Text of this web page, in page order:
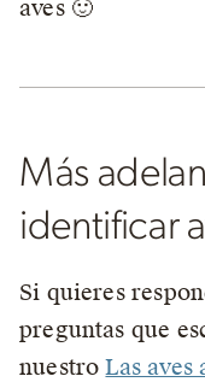
aves 🙂
Más
identificar
Si quieres
preguntas que
nuestroLas